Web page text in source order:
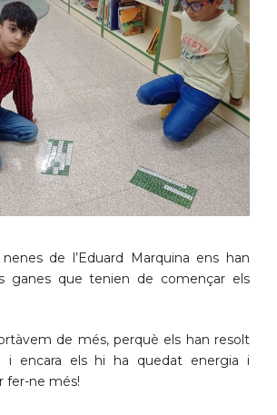
de l’Eduard Marquina ens han
ganes que tenien de començar els
de més, perquè els han resolt
i encara els hi ha quedat energia i
fer-ne més!